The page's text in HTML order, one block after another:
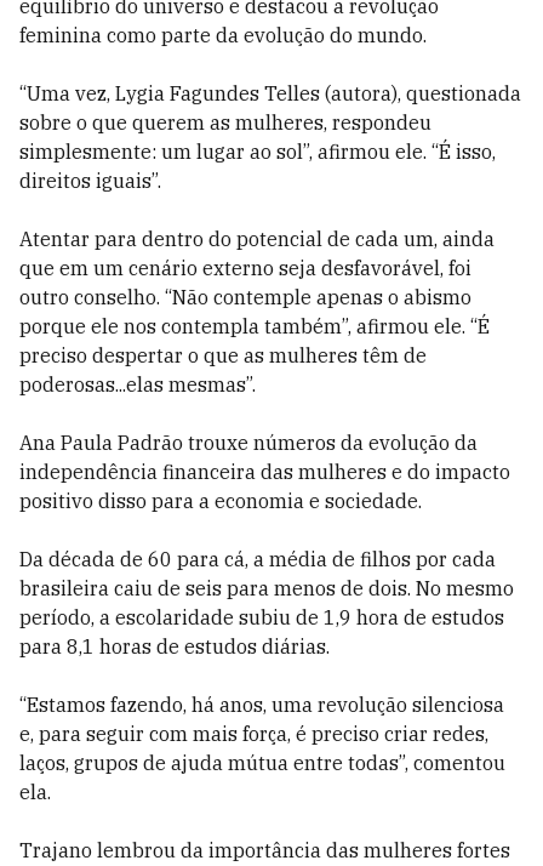
equilíbrio do universo e destacou a revolução
feminina como parte da evolução do mundo.
“Uma vez, Lygia Fagundes Telles (autora), questionada
sobre o que querem as mulheres, respondeu
simplesmente: um lugar ao sol”, afirmou ele. “É isso,
direitos iguais”.
Atentar para dentro do potencial de cada um, ainda
que em um cenário externo seja desfavorável, foi
outro conselho. “Não contemple apenas o abismo
porque ele nos contempla também”, afirmou ele. “É
preciso despertar o que as mulheres têm de
poderosas...elas mesmas”.
Ana Paula Padrão trouxe números da evolução da
independência financeira das mulheres e do impacto
positivo disso para a economia e sociedade.
Da década de 60 para cá, a média de filhos por cada
brasileira caiu de seis para menos de dois. No mesmo
período, a escolaridade subiu de 1,9 hora de estudos
para 8,1 horas de estudos diárias.
“Estamos fazendo, há anos, uma revolução silenciosa
e, para seguir com mais força, é preciso criar redes,
laços, grupos de ajuda mútua entre todas”, comentou
ela.
Trajano lembrou da importância das mulheres fortes